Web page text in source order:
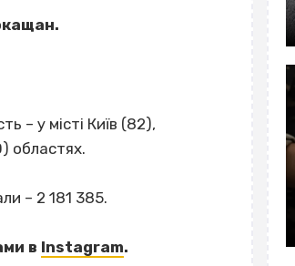
– у місті Київ (82),
областях.
– 2 181 385.
в Instagram.